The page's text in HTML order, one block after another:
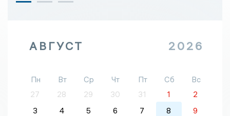
АВГУСТ 2026
Пн Вт Ср Чт Пт Сб
Вс
27
28 29 30 31 1
2
3
4 5 6 7 8
9